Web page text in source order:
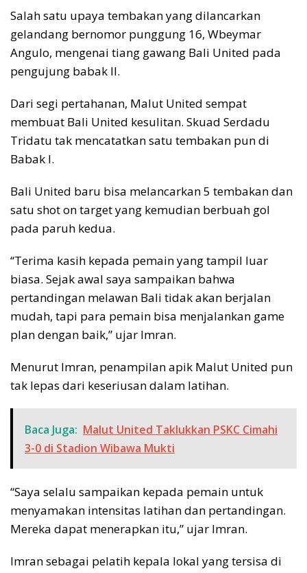
Salah satu upaya tembakan yang dilancarkan
gelandang bernomor punggung 16, Wbeymar
Angulo, mengenai tiang gawang Bali United pada
pengujung babak II.
Dari segi pertahanan, Malut United sempat
membuat Bali United kesulitan. Skuad Serdadu
Tridatu tak mencatatkan satu tembakan pun di
Babak I.
Bali United baru bisa melancarkan 5 tembakan dan
satu shot on target yang kemudian berbuah gol
pada paruh kedua.
“Terima kasih kepada pemain yang tampil luar
biasa. Sejak awal saya sampaikan bahwa
pertandingan melawan Bali tidak akan berjalan
mudah, tapi para pemain bisa menjalankan game
plan dengan baik,” ujar Imran.
Menurut Imran, penampilan apik Malut United pun
tak lepas dari keseriusan dalam latihan.
Baca Juga: Malut United Taklukkan PSKC Cimahi
3-0 di Stadion Wibawa Mukti
“Saya selalu sampaikan kepada pemain untuk
menyamakan intensitas latihan dan pertandingan.
Mereka dapat menerapkan itu,” ujar Imran.
Imran sebagai pelatih kepala lokal yang tersisa di